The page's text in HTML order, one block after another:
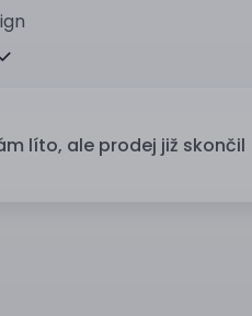
líto, ale prodej již skončil